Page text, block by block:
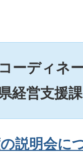
ーディネ
経営支援
説明会に